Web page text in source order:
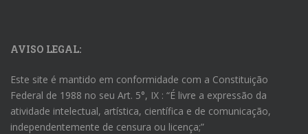
AVISO LEGAL:
Este site é mantido em conformidade com a Constituição
Federal de 1988 no seu Art. 5°, IX : “É livre a expressão da
atividade intelectual, artística, científica e de comunicação,
independentemente de censura ou licença;”